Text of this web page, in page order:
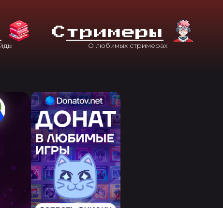
С Тримеры